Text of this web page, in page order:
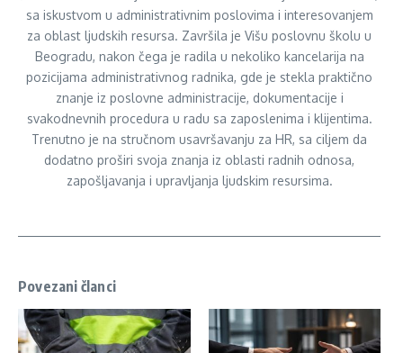
sa iskustvom u administrativnim poslovima i interesovanjem
za oblast ljudskih resursa. Završila je Višu poslovnu školu u
Beogradu, nakon čega je radila u nekoliko kancelarija na
pozicijama administrativnog radnika, gde je stekla praktično
znanje iz poslovne administracije, dokumentacije i
svakodnevnih procedura u radu sa zaposlenima i klijentima.
Trenutno je na stručnom usavršavanju za HR, sa ciljem da
dodatno proširi svoja znanja iz oblasti radnih odnosa,
zapošljavanja i upravljanja ljudskim resursima.
Povezani članci